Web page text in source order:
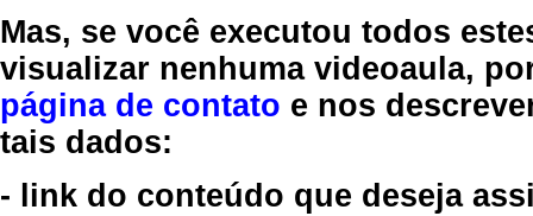
Mas, se você executou todos
visualizar nenhuma videoaula,
página de contato e nos
tais dados:
- link do conteúdo que deseja